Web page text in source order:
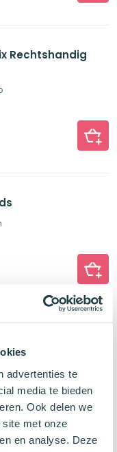
advertenties te
media te bieden
Ook delen we
met onze
en analyse. Deze
Rechtshandig